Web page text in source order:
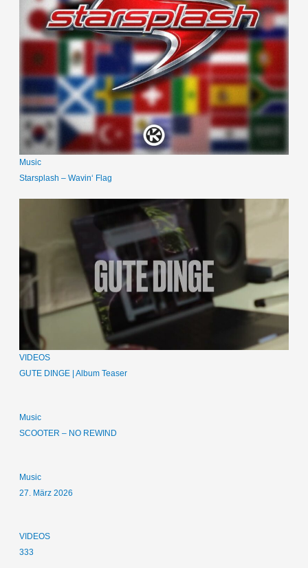
Music
Starsplash – Wavin‘ Flag
VIDEOS
GUTE DINGE | Album Teaser
Music
SCOOTER – NO REWIND
Music
27. März 2026
VIDEOS
333